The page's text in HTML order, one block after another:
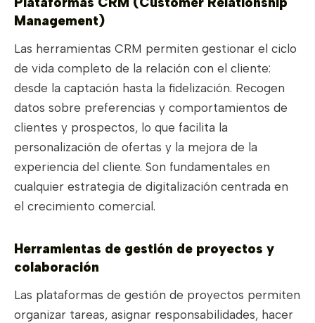
Management)
Las herramientas CRM permiten gestionar el ciclo
de vida completo de la relación con el cliente:
desde la captación hasta la fidelización. Recogen
datos sobre preferencias y comportamientos de
clientes y prospectos, lo que facilita la
personalización de ofertas y la mejora de la
experiencia del cliente. Son fundamentales en
cualquier estrategia de digitalización centrada en
el crecimiento comercial.
Herramientas de gestión de proyectos y
colaboración
Las plataformas de gestión de proyectos permiten
organizar tareas, asignar responsabilidades, hacer